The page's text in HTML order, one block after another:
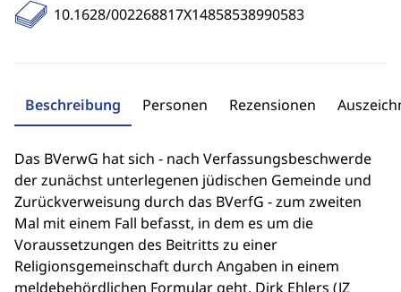
10.1628/002268817X14858538990583
Beschreibung Personen Rezensionen
Das BVerwG hat sich - nach Verfassungsbeschwerde
der zunächst unterlegenen jüdischen Gemeinde und
Zurückverweisung durch das BVerfG - zum zweiten
Mal mit einem Fall befasst, in dem es um die
Voraussetzungen des Beitritts zu einer
Religionsgemeinschaft durch Angaben in einem
meldebehördlichen Formular geht. Dirk Ehlers (JZ